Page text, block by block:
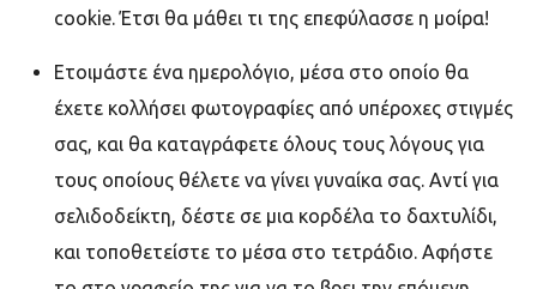
cookie. Έτσι θα μάθει τι της επεφύλασσε η μοίρα!
Ετοιμάστε ένα ημερολόγιο, μέσα στο οποίο θα
έχετε κολλήσει φωτογραφίες από υπέροχες στιγμές
σας, και θα καταγράφετε όλους τους λόγους για
τους οποίους θέλετε να γίνει γυναίκα σας. Αντί για
σελιδοδείκτη, δέστε σε μια κορδέλα το δαχτυλίδι,
και τοποθετείστε το μέσα στο τετράδιο. Αφήστε